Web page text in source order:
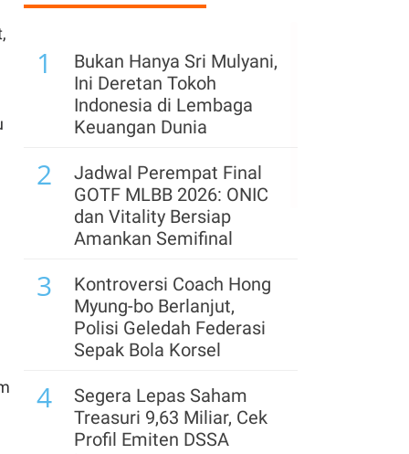
Catat Kenaikan Terbesar
Sejak Oktober 2023,
Capai 76,08 Juta Ons
Arab Saudi, Turki, dan
Pakistan Bentuk Pakta
Pertahanan di Tengah
Krisis Timur Tengah
Perpres Terkait Ojek
Online Akan Terbit
Sebelum 17 Agustus
2026
8
Defisit APBN 2027
Diproyeksi Melebar,
Target Anggaran Netral
1
Bukan Hanya Sri Mulyani,
Ini Deretan Tokoh
Indonesia di Lembaga
Keuangan Dunia
2
Jadwal Perempat Final
GOTF MLBB 2026: ONIC
dan Vitality Bersiap
Amankan Semifinal
3
Kontroversi Coach Hong
Myung-bo Berlanjut,
Polisi Geledah Federasi
Sepak Bola Korsel
4
Segera Lepas Saham
Treasuri 9,63 Miliar, Cek
Profil Emiten DSSA